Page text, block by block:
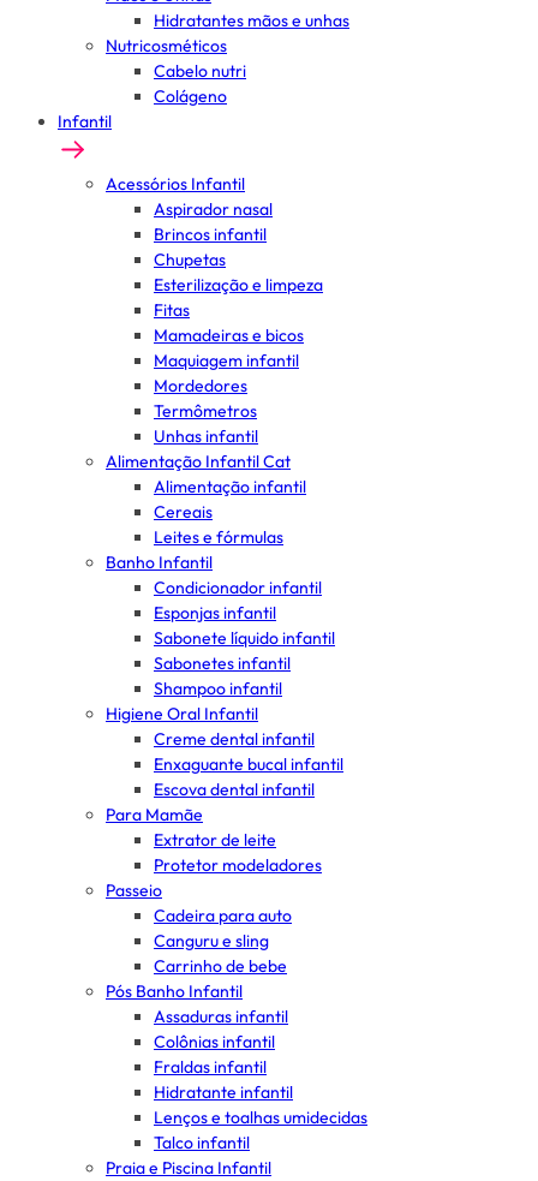
Hidratantes mãos e unhas
Nutricosméticos
Cabelo nutri
Colágeno
Infantil
Acessórios Infantil
Aspirador nasal
Brincos infantil
Chupetas
Esterilização e limpeza
Fitas
Mamadeiras e bicos
Maquiagem infantil
Mordedores
Termômetros
Unhas infantil
Alimentação Infantil Cat
Alimentação infantil
Cereais
Leites e fórmulas
Banho Infantil
Condicionador infantil
Esponjas infantil
Sabonete líquido infantil
Sabonetes infantil
Shampoo infantil
Higiene Oral Infantil
Creme dental infantil
Enxaguante bucal infantil
Escova dental infantil
Para Mamãe
Extrator de leite
Protetor modeladores
Passeio
Cadeira para auto
Canguru e sling
Carrinho de bebe
Pós Banho Infantil
Assaduras infantil
Colônias infantil
Fraldas infantil
Hidratante infantil
Lenços e toalhas umidecidas
Talco infantil
Praia e Piscina Infantil